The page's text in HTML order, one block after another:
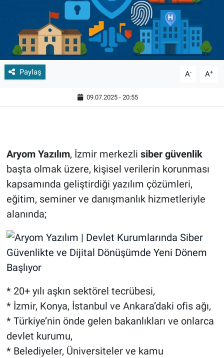
Paylaş A- A+
09.07.2025 - 20:55
Aryom Yazılım, İzmir merkezli siber güvenlik
başta olmak üzere, kişisel verilerin korunması
kapsamında geliştirdiği yazılım çözümleri,
eğitim, seminer ve danışmanlık hizmetleriyle
alanında;
* 20+ yılı aşkın sektörel tecrübesi,
* İzmir, Konya, İstanbul ve Ankara’daki ofis ağı,
* Türkiye’nin önde gelen bakanlıkları ve onlarca
devlet kurumu,
* Belediyeler, Üniversiteler ve kamu